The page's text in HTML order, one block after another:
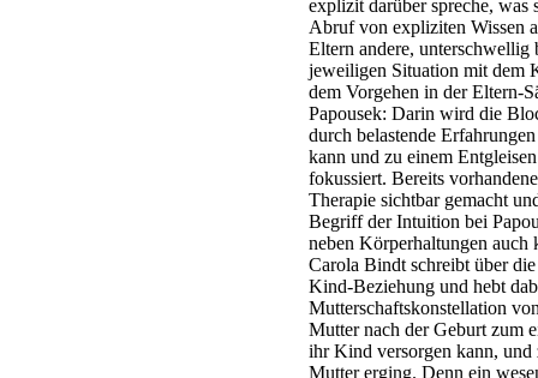
explizit darüber spreche, was
Abruf von expliziten Wissen
Eltern andere, unterschwellig
jeweiligen Situation mit dem
dem Vorgehen in der Eltern-
Papousek: Darin wird die
durch belastende
kann und zu einem
fokussiert. Bereits
Therapie sichtbar gemacht
Begriff der Intuition bei
neben Körperhaltungen
Carola Bindt schreibt über
Kind-Beziehung und hebt
Mutterschaftskonstellation
Mutter nach der Geburt zum
ihr Kind versorgen kann, und
Mutter erging. Denn ein